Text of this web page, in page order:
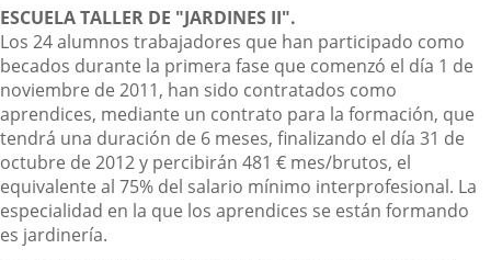
Descripción
ESCUELA TALLER DE "JARDINES II".
Los 24 alumnos trabajadores que han participado como
becados durante la primera fase que comenzó el día 1 de
noviembre de 2011, han sido contratados como
aprendices, mediante un contrato para la formación, que
tendrá una duración de 6 meses, finalizando el día 31 de
octubre de 2012 y percibirán 481 € mes/brutos, el
equivalente al 75% del salario mínimo interprofesional. La
especialidad en la que los aprendices se están formando
es jardinería.